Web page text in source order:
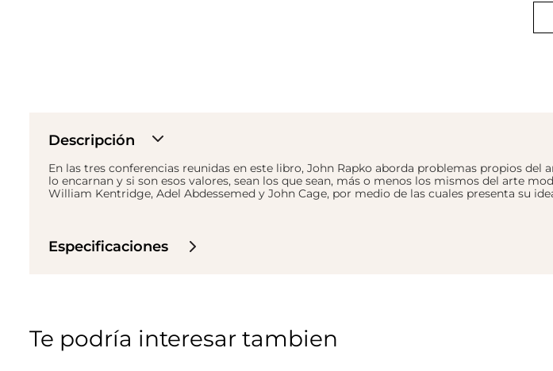
Descripción
En las tres conferencias reunidas en este libro, John Rapko aborda problemas propios
lo encarnan y si son esos valores, sean los que sean, más o menos los mismos del arte
William Kentridge, Adel Abdessemed y John Cage, por medio de las cuales presenta su
Especificaciones
Te podría interesar tambien